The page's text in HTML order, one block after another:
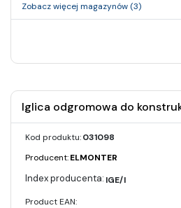
Zobacz więcej magazynów (3)
Iglica odgromowa do
Kod produktu:031098
Producent:ELMONTER
IGE/I
Product EAN: